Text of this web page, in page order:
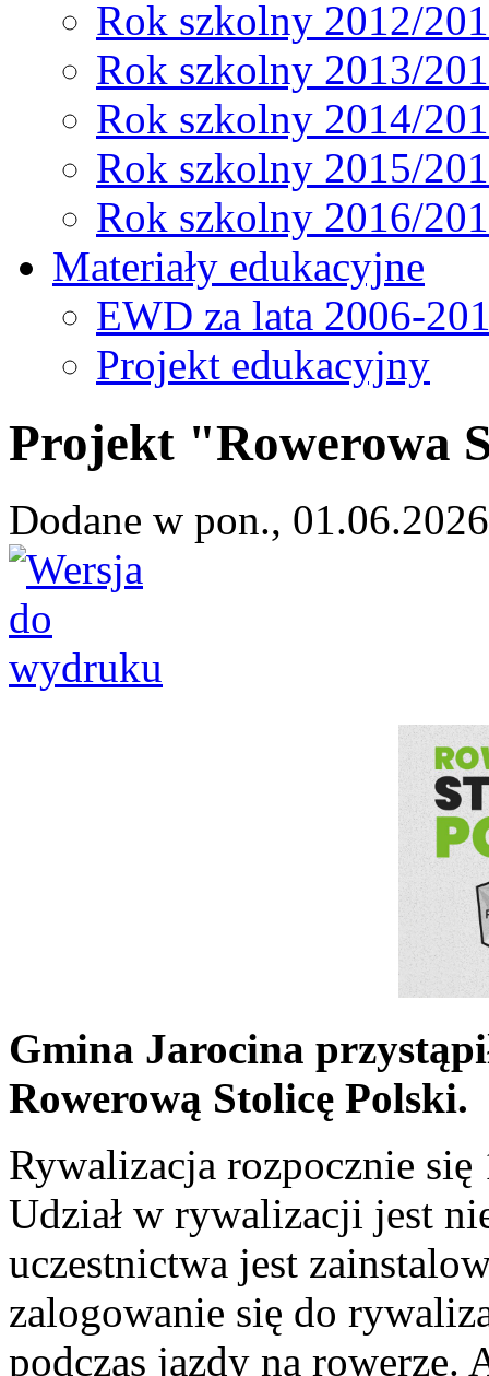
Rok szkolny 2012/
Rok szkolny 2013/
Rok szkolny 2014/
Rok szkolny 2015/
Rok szkolny 2016/
Materiały edukacyjne
EWD za lata 2006-
Projekt edukacyjny
Projekt "Rowerowa
Dodane w pon.,
Gmina Jarocina
Rowerową Stolicę Polski.
Rywalizacja rozpocznie
Udział w rywalizacji jest
uczestnictwa jest
zalogowanie się do
podczas jazdy na rowerze.